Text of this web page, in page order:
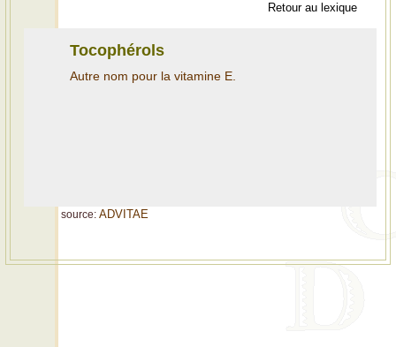
Retour au lexique
Tocophérols
Autre nom pour la vitamine E.
source: ADVITAE